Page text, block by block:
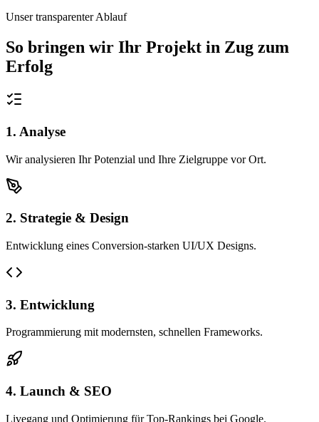
Unser transparenter Ablauf
So bringen wir Ihr Projekt in Zug zum
Erfolg
1. Analyse
Wir analysieren Ihr Potenzial und Ihre Zielgruppe vor Ort.
2. Strategie & Design
Entwicklung eines Conversion-starken UI/UX Designs.
3. Entwicklung
Programmierung mit modernsten, schnellen Frameworks.
4. Launch & SEO
Livegang und Optimierung für Top-Rankings bei Google.